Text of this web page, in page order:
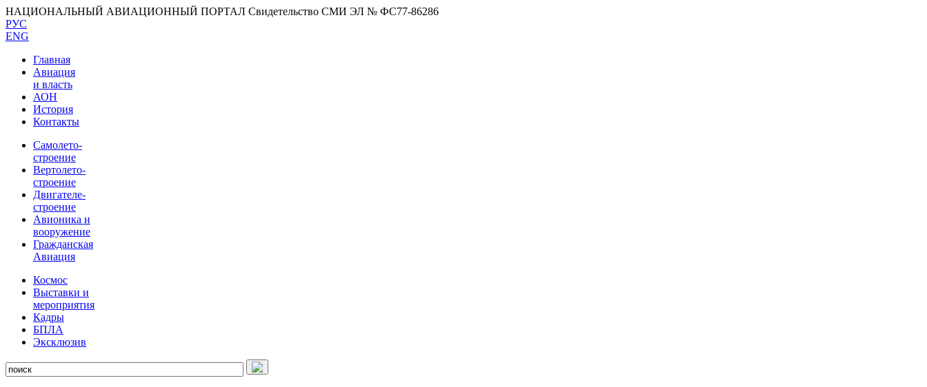
НАЦИОНАЛЬНЫЙ АВИАЦИОННЫЙ ПОРТАЛ Свидетельство СМИ ЭЛ № ФС77-86286
РУС
ENG
Главная
Авиация
и власть
АОН
История
Контакты
Самолето-
строение
Вертолето-
строение
Двигателе-
строение
Авионика и
вооружение
Гражданская
Авиация
Космос
Выставки и
мероприятия
Кадры
БПЛА
Эксклюзив